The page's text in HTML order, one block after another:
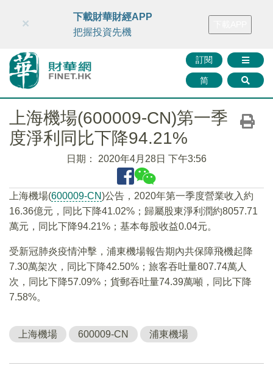
財華智庫網 FINTV FINMETA 財華證券 媒體矩陣
訂閱
简
×
下載財華財經APP
把握投資先機
上海機場(600009-CN)第一季
度淨利同比下降94.21%
日期： 2020年4月28日 下午3:56
上海機場(600009-CN)公告，2020年第一季度營業收入約
16.36億元，同比下降41.02%；歸屬股東淨利潤約8057.71
萬元，同比下降94.21%；基本每股收益0.04元。
受新冠肺炎疫情沖擊，浦東機場報告期內共保障飛機起降
7.30萬架次，同比下降42.50%；旅客吞吐量807.74萬人
次，同比下降57.09%；貨郵吞吐量74.39萬噸，同比下降
7.58%。
上海機場 600009-CN 浦東機場